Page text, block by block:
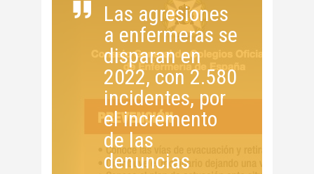
Las agresiones
a enfermeras se
disparan en
2022, con 2.580
incidentes, por
el incremento
de las
denuncias